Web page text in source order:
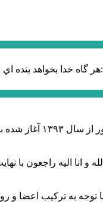
هر گاه خدا بخواهد بندهحضرت علی (ع):